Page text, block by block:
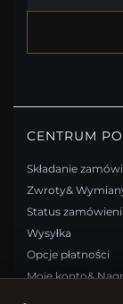
CENTRUM
Składanie
Zwroty&
Status
Wysyłka
Opcje płatności
Moje konto&